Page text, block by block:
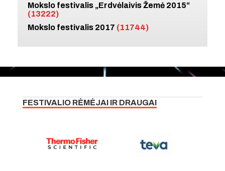
Mokslo festivalis „Erdvėlaivis Žemė 2015“
(13222)
Mokslo festivalis 2017 (11744)
FESTIVALIO RĖMĖJAI IR DRAUGAI